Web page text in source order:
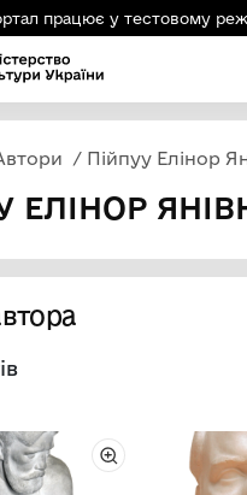
працює у тестовому
Пійпуу Елінор
ЕЛІНОР